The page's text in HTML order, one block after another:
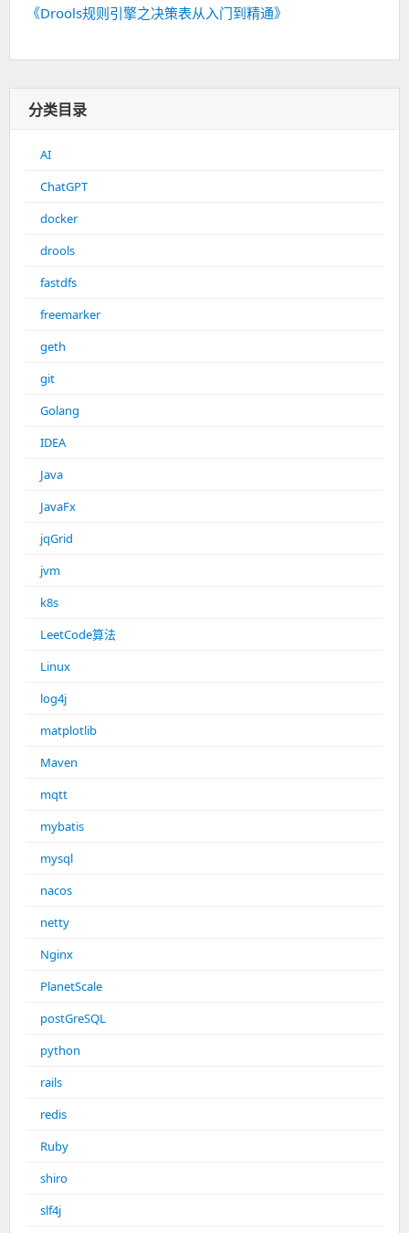
《Drools规则引擎之决策表从入门到精通》
分类目录
AI
ChatGPT
docker
drools
fastdfs
freemarker
geth
git
Golang
IDEA
Java
JavaFx
jqGrid
jvm
k8s
LeetCode算法
Linux
log4j
matplotlib
Maven
mqtt
mybatis
mysql
nacos
netty
Nginx
PlanetScale
postGreSQL
python
rails
redis
Ruby
shiro
slf4j